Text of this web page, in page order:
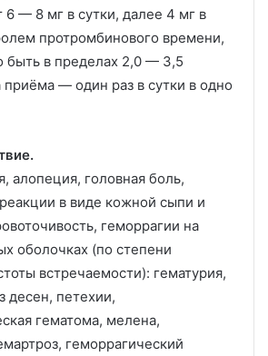
6 — 8 мг в сутки, далее 4 мг в
протромбинового времени,
быть в пределах 2,0 — 3,5
приёма — один раз в сутки в одно
алопеция, головная боль,
в виде кожной сыпи и
геморрагии на
оболочках (по степени
встречаемости): гематурия,
десен, петехии,
гематома, мелена,
геморрагический